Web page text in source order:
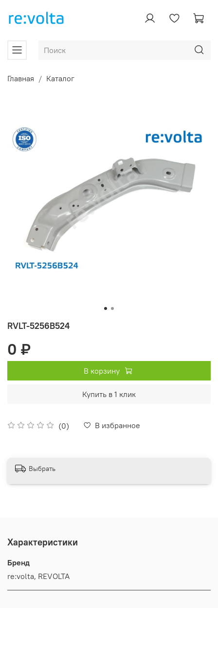
Главная Каталог
RVLT-5256B524
(0) В избранное
0 ₽
В корзину
Купить в 1 клик
Выбрать
Характеристики
Бренд
re:volta, REVOLTA